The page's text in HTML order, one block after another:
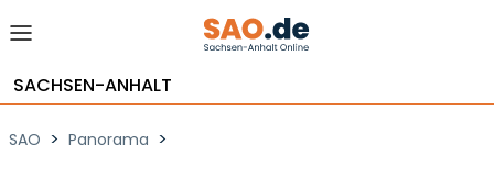
SACHSEN-ANHALT
SAO > Panorama >